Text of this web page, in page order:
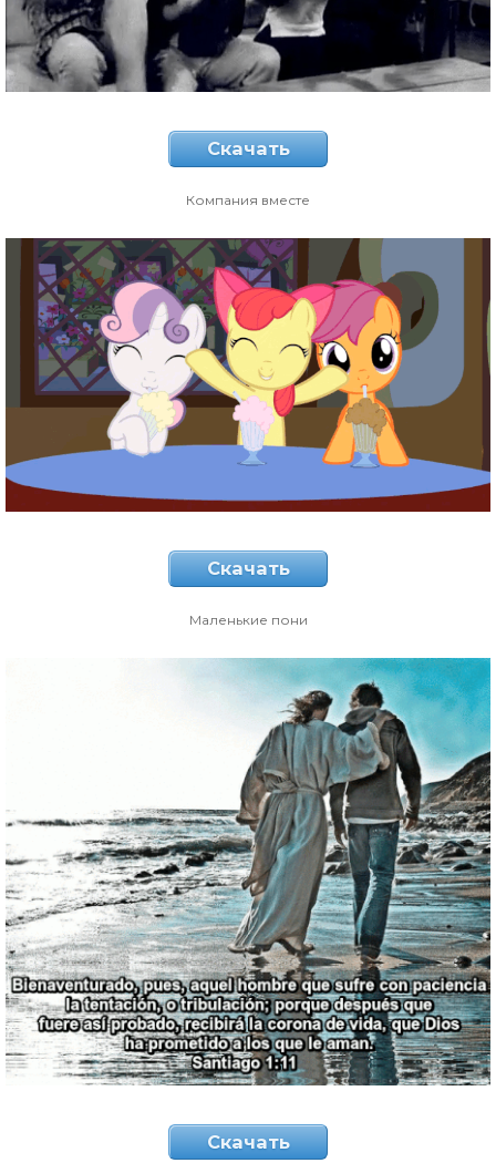
Скачать
Компания вместе
Скачать
Маленькие пони
Скачать